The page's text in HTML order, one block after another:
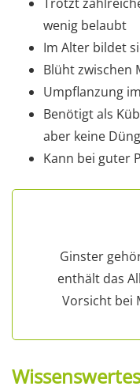
wenig belaubt
Im Alter bildet
Blüht zwischen
Umpflanzung
Benötigt als
aber keine
Kann bei guter
Ginster
enthält das
Vorsicht bei
Wissenswertes